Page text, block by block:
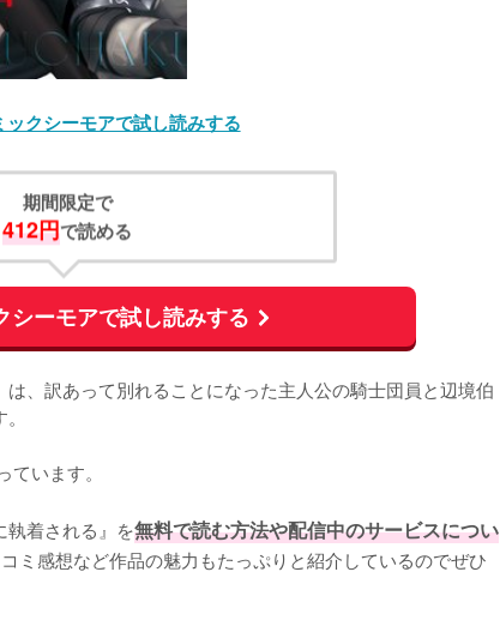
ックシーモアで試し読みする
期間限定で
412円で読める
シーモアで試し読みする
、訳あって別れることになった主人公の騎士団員と辺境伯
います。
執着される』を無料で読む方法や配信中のサービスについ
ミ感想など作品の魅力もたっぷりと紹介しているのでぜひ